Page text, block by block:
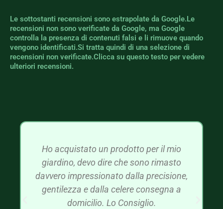
Le sottostanti recensioni sono estrapolate da Google.Le
recensioni non sono verificate da Google, ma Google
controlla la presenza di contenuti falsi e li rimuove quando
vengono identificati.Si tratta quindi di una selezione di
recensioni non verificate.Clicca su questo testo per vedere
ulteriori recensioni.
Ho acquistato un prodotto per il mio
giardino, devo dire che sono rimasto
davvero impressionato dalla precisione,
gentilezza e dalla celere consegna a
domicilio. Lo Consiglio.